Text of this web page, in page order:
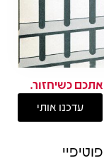
אתכם כשיחזור.